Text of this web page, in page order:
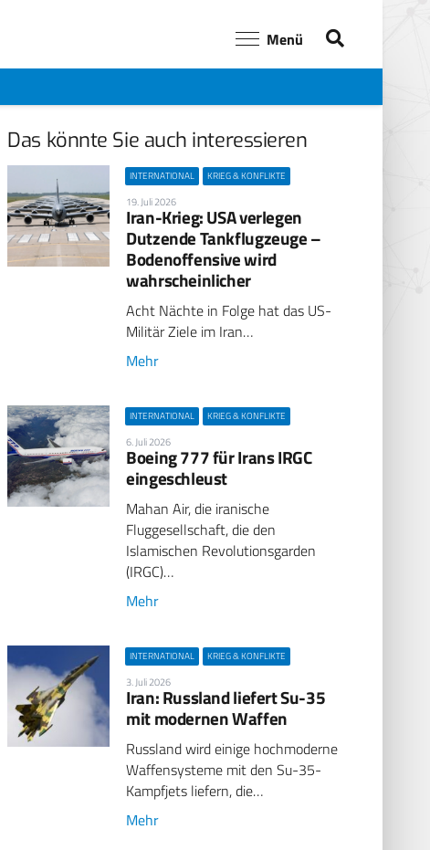
Menü
Das könnte Sie auch interessieren
INTERNATIONAL KRIEG & KONFLIKTE
19. Juli 2026
Iran-Krieg: USA verlegen
Dutzende Tankflugzeuge –
Bodenoffensive wird
wahrscheinlicher
Acht Nächte in Folge hat das US-
Militär Ziele im Iran…
Mehr
INTERNATIONAL KRIEG & KONFLIKTE
6. Juli 2026
Boeing 777 für Irans IRGC
eingeschleust
Mahan Air, die iranische
Fluggesellschaft, die den
Islamischen Revolutionsgarden
(IRGC)…
Mehr
INTERNATIONAL KRIEG & KONFLIKTE
3. Juli 2026
Iran: Russland liefert Su-35
mit modernen Waffen
Russland wird einige hochmoderne
Waffensysteme mit den Su-35-
Kampfjets liefern, die…
Mehr